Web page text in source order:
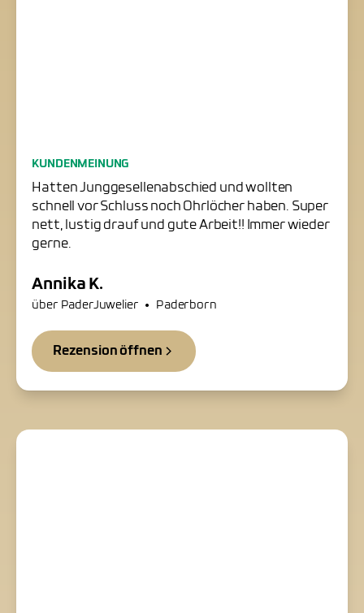
Junggesellenabschied
erfolgreich gerettet
KUNDENMEINUNG
Hatten Junggesellenabschied und wollten
schnell vor Schluss noch Ohrlöcher haben. Super
nett, lustig drauf und gute Arbeit!! Immer wieder
gerne.
Annika K.
über PaderJuwelier • Paderborn
Rezension öffnen